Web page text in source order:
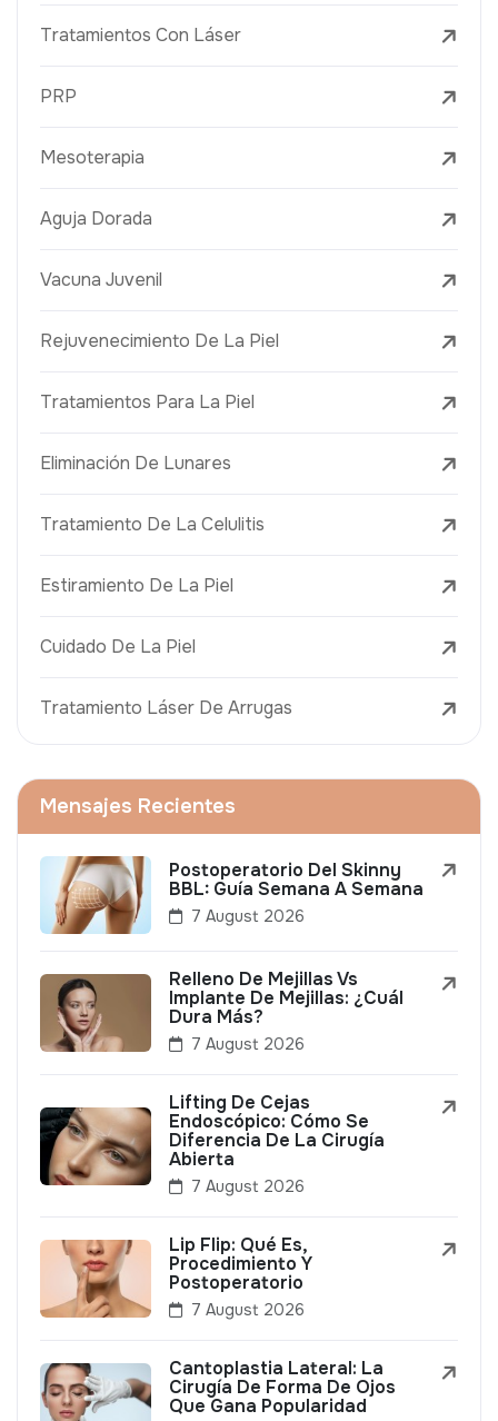
Tratamientos Con Láser
PRP
Mesoterapia
Aguja Dorada
Vacuna Juvenil
Rejuvenecimiento De La Piel
Tratamientos Para La Piel
Eliminación De Lunares
Tratamiento De La Celulitis
Estiramiento De La Piel
Cuidado De La Piel
Tratamiento Láser De Arrugas
Mensajes Recientes
Postoperatorio Del Skinny
BBL: Guía Semana A Semana
7 August 2026
Relleno De Mejillas Vs
Implante De Mejillas: ¿Cuál
Dura Más?
7 August 2026
Lifting De Cejas
Endoscópico: Cómo Se
Diferencia De La Cirugía
Abierta
7 August 2026
Lip Flip: Qué Es,
Procedimiento Y
Postoperatorio
7 August 2026
Cantoplastia Lateral: La
Cirugía De Forma De Ojos
Que Gana Popularidad